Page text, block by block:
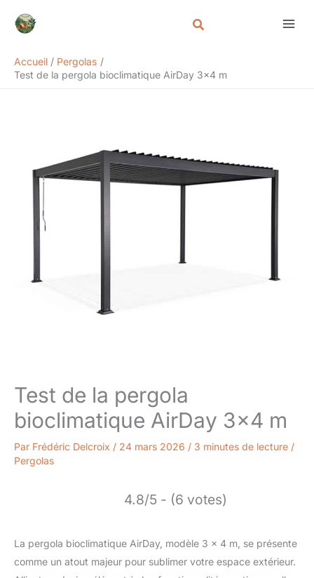
Accueil
Pergolas
Test de la pergola bioclimatique AirDay 3×4 m
Test de la pergola
bioclimatique AirDay 3×4 m
Par Frédéric Delcroix / 24 mars 2026 / 3 minutes de lecture /
Pergolas
4.8/5 - (6 votes)
La pergola bioclimatique AirDay, modèle 3 x 4 m, se présente
comme un atout majeur pour sublimer votre espace extérieur.